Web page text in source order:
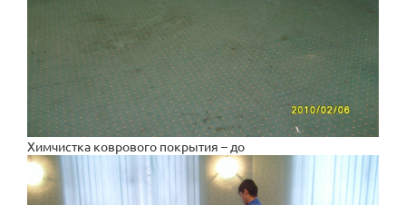
Химчистка коврового покрытия – до